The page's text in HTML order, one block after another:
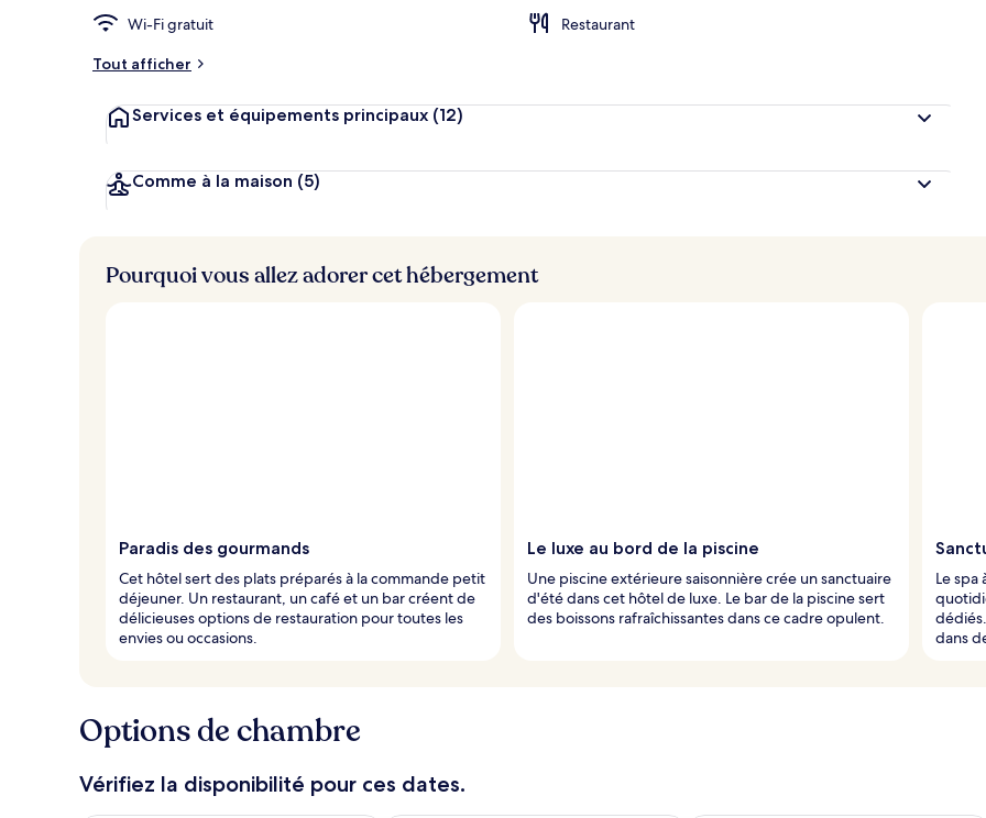
Wi-Fi gratuit
Restaurant
Tout afficher
Services et équipements principaux (12)
Comme à la maison (5)
Pourquoi vous allez adorer cet hébergement
Paradis des gourmands
Cet hôtel sert des plats préparés à la commande petit
déjeuner. Un restaurant, un café et un bar créent de
délicieuses options de restauration pour toutes les
envies ou occasions.
Le luxe au bord de la piscine
Une piscine extérieure saisonnière crée un sanctuaire
d'été dans cet hôtel de luxe. Le bar de la piscine sert
des boissons rafraîchissantes dans ce cadre opulent.
Le spa
dans
Options de chambre
Vérifiez la disponibilité pour ces dates.